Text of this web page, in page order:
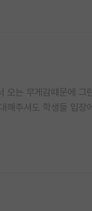
는 무게감때문에 그
해주셔도 학생들 입